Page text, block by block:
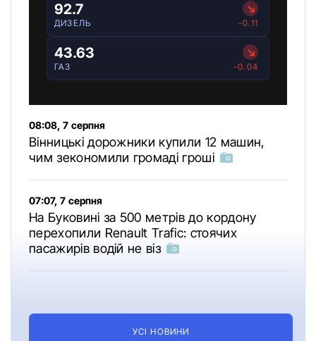
92.7
ДИЗЕЛЬ -0.11
43.63
ГАЗ -0.04
08:08, 7 серпня
Вінницькі дорожники купили 12 машин,
чим зекономили громаді гроші
07:07, 7 серпня
На Буковині за 500 метрів до кордону
перехопили Renault Trafic: стоячих
пасажирів водій не віз
УСІ НОВИНИ